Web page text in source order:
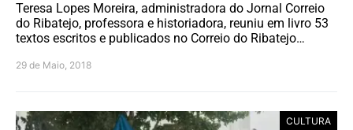
Teresa Lopes Moreira, administradora do Jornal Correio
do Ribatejo, professora e historiadora, reuniu em livro 53
textos escritos e publicados no Correio do Ribatejo…
29 de Maio, 2018
CULTURA